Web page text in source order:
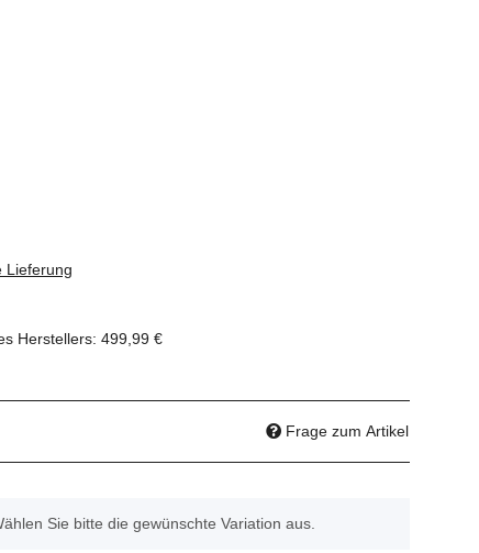
Lieferung
Herstellers: 499,99 €
Frage zum Artikel
Sie bitte die gewünschte Variation aus.